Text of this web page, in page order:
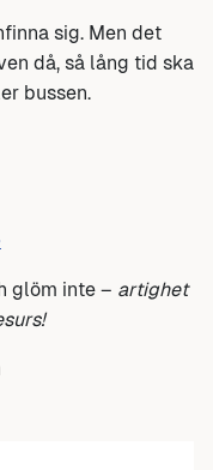
sig. Men det
då, så lång tid ska
bussen.
glöm inte – artighet